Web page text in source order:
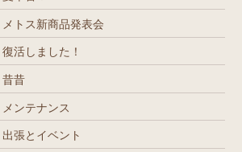
メトス新商品発表会
復活しました！
昔昔
メンテナンス
出張とイベント